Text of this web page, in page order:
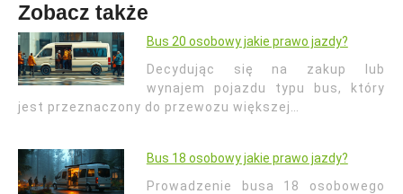
Zobacz także
Bus 20 osobowy jakie prawo jazdy?
Decydując się na zakup lub
wynajem pojazdu typu bus, który
jest przeznaczony do przewozu większej…
Bus 18 osobowy jakie prawo jazdy?
Prowadzenie busa 18 osobowego